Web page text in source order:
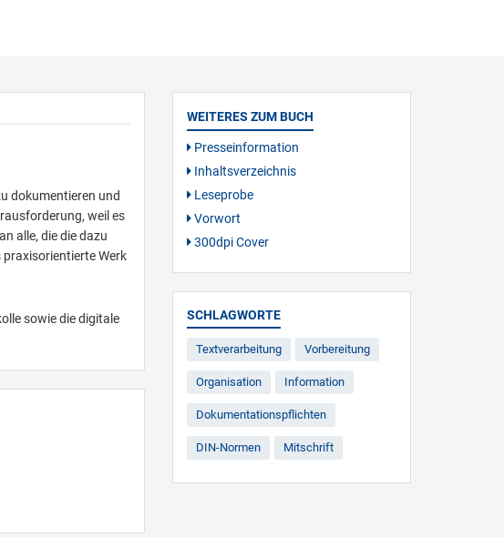
dokumentieren und
weil es
alle, die die dazu
Werk
sowie die digitale
WEITERES ZUM BUCH
Presseinformation
Inhaltsverzeichnis
Leseprobe
Vorwort
300dpi Cover
SCHLAGWORTE
Textverarbeitung Vorbereitung
Organisation Information
Dokumentationspflichten
DIN-Normen Mitschrift